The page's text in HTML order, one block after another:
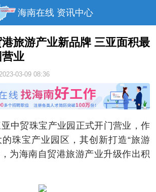
海南在线 资讯中心
房产
美食
活动
旅游产业新品牌 三亚面积最
业
03-09 08:36
贸珠宝产业园正式开门营业，作
珠宝产业园区，其创新打造“旅游
为海南自贸港旅游产业升级作出积